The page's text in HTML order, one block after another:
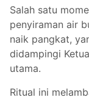
Salah satu
penyiraman air
naik pangkat,
didampingi
utama.
Ritual ini